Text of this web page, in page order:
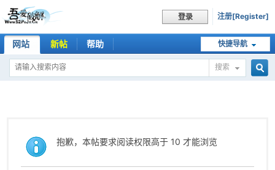
登录 注册[Register]
快捷导航
网站 新帖 帮助
搜索
抱歉，本帖要求阅读权限高于 10 才能浏览